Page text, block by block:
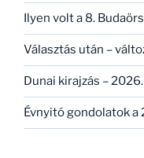
Ilyen volt a 8.
Választás után –
Dunai kirajzás –
Évnyitó gondolatok